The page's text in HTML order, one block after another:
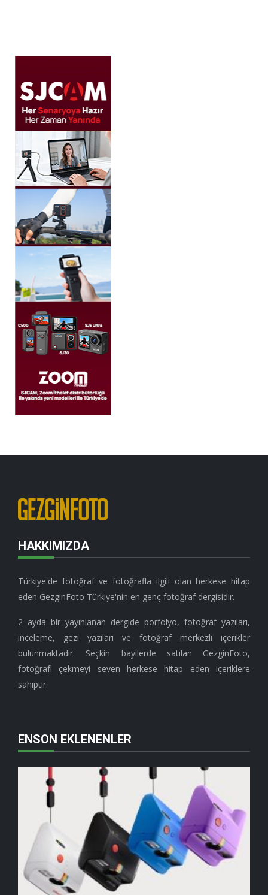
HAKKIMIZDA
Türkiye'de fotoğraf ve fotoğrafla ilgili olan herkese hitap
eden GezginFoto Türkiye'nin en genç fotoğraf dergisidir.
2 ayda bir yayınlanan dergide porfolyo, fotoğraf yazıları,
inceleme, gezi yazıları ve fotoğraf merkezli içerikler
bulunmaktadır. Seçkin bayilerde satılan GezginFoto,
fotoğrafı çekmeyi seven herkese hitap eden içeriklere
sahiptir.
ENSON EKLENENLER